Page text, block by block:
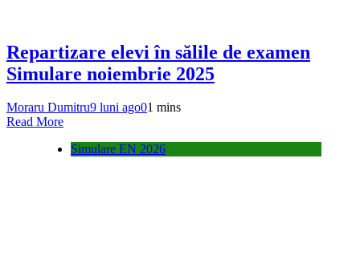
Repartizare elevi în sălile de examen
Simulare noiembrie 2025
Moraru Dumitru9 luni ago01 mins
Read More
Simulare EN 2026